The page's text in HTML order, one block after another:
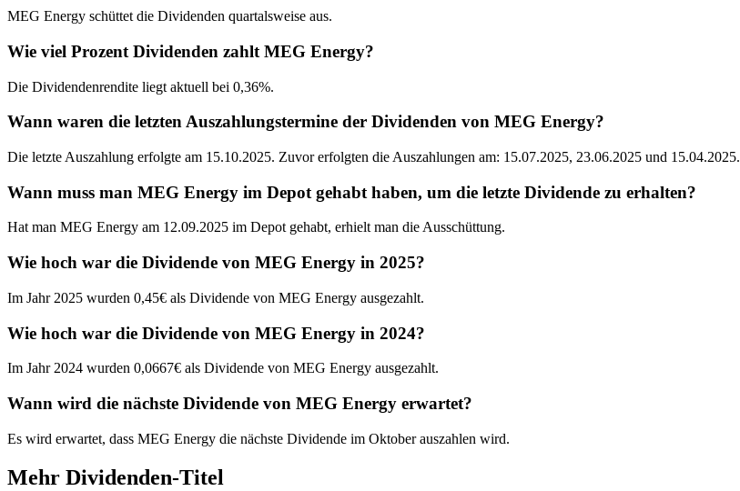
MEG Energy schüttet die Dividenden quartalsweise aus.
Wie viel Prozent Dividenden zahlt MEG Energy?
Die Dividendenrendite liegt aktuell bei 0,36%.
Wann waren die letzten Auszahlungstermine der Dividenden von MEG Energy?
Die letzte Auszahlung erfolgte am 15.10.2025. Zuvor erfolgten die Auszahlungen am: 15.07.2025, 23.06.2025 und 15.04.2025.
Wann muss man MEG Energy im Depot gehabt haben, um die letzte Dividende zu erhalten?
Hat man MEG Energy am 12.09.2025 im Depot gehabt, erhielt man die Ausschüttung.
Wie hoch war die Dividende von MEG Energy in 2025?
Im Jahr 2025 wurden 0,45€ als Dividende von MEG Energy ausgezahlt.
Wie hoch war die Dividende von MEG Energy in 2024?
Im Jahr 2024 wurden 0,0667€ als Dividende von MEG Energy ausgezahlt.
Wann wird die nächste Dividende von MEG Energy erwartet?
Es wird erwartet, dass MEG Energy die nächste Dividende im Oktober auszahlen wird.
Mehr Dividenden-Titel